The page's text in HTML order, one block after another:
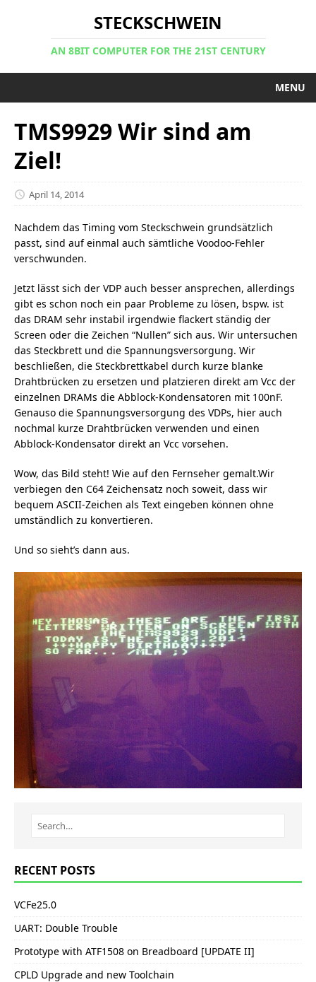
STECKSCHWEIN
AN 8BIT COMPUTER FOR THE 21ST CENTURY
MENU
TMS9929 Wir sind am
Ziel!
April 14, 2014
Nachdem das Timing vom Steckschwein grundsätzlich
passt, sind auf einmal auch sämtliche Voodoo-Fehler
verschwunden.
Jetzt lässt sich der VDP auch besser ansprechen, allerdings
gibt es schon noch ein paar Probleme zu lösen, bspw. ist
das DRAM sehr instabil irgendwie flackert ständig der
Screen oder die Zeichen “Nullen” sich aus. Wir untersuchen
das Steckbrett und die Spannungsversorgung. Wir
beschließen, die Steckbrettkabel durch kurze blanke
Drahtbrücken zu ersetzen und platzieren direkt am Vcc der
einzelnen DRAMs die Abblock-Kondensatoren mit 100nF.
Genauso die Spannungsversorgung des VDPs, hier auch
nochmal kurze Drahtbrücken verwenden und einen
Abblock-Kondensator direkt an Vcc vorsehen.
Wow, das Bild steht! Wie auf den Fernseher gemalt.Wir
verbiegen den C64 Zeichensatz noch soweit, dass wir
bequem ASCII-Zeichen als Text eingeben können ohne
umständlich zu konvertieren.
Und so sieht’s dann aus.
RECENT POSTS
VCFe25.0
UART: Double Trouble
Prototype with ATF1508 on Breadboard [UPDATE II]
CPLD Upgrade and new Toolchain